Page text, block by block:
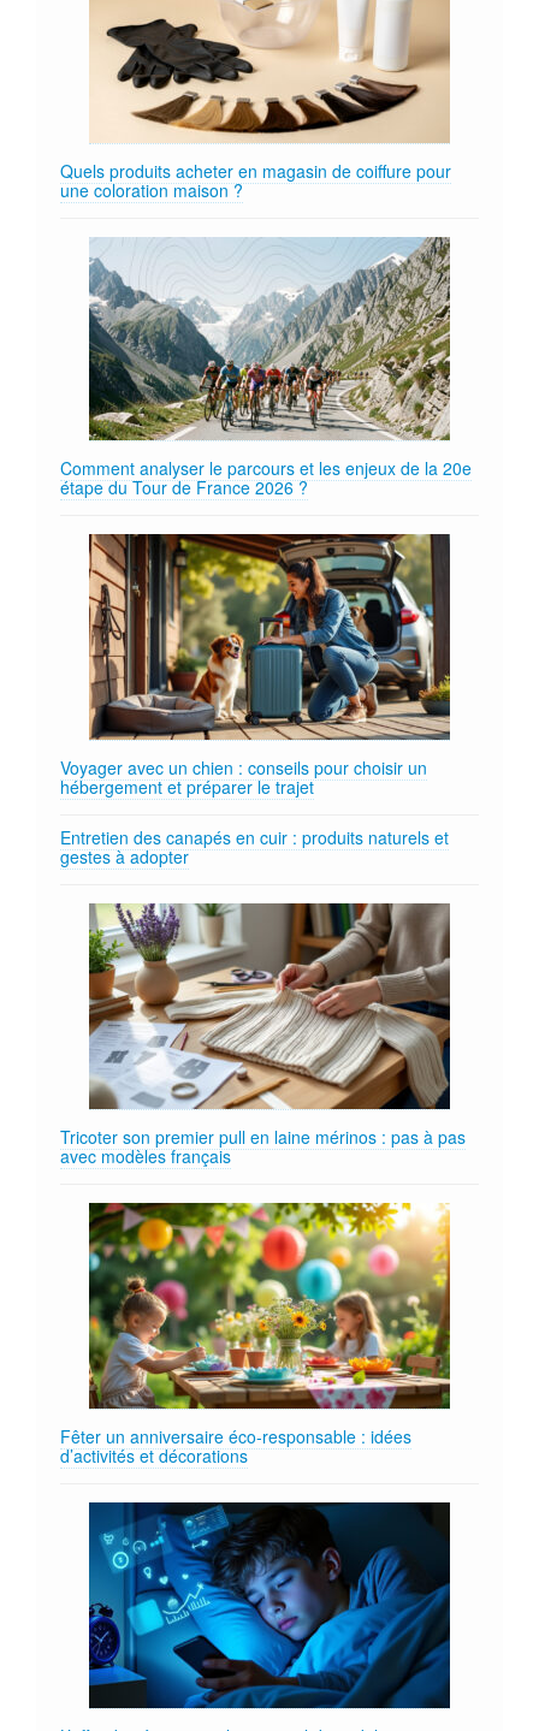
Quels produits acheter en magasin de coiffure pour
une coloration maison ?
Comment analyser le parcours et les enjeux de la 20e
étape du Tour de France 2026 ?
Voyager avec un chien : conseils pour choisir un
hébergement et préparer le trajet
Entretien des canapés en cuir : produits naturels et
gestes à adopter
Tricoter son premier pull en laine mérinos : pas à pas
avec modèles français
Fêter un anniversaire éco‑responsable : idées
d’activités et décorations